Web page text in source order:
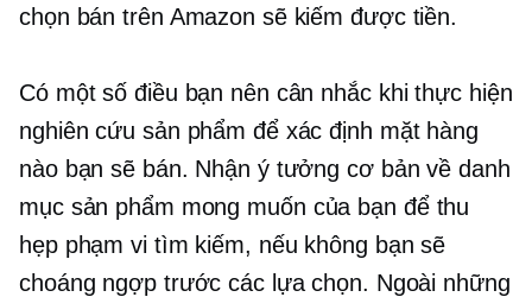
chọn bán trên Amazon sẽ kiếm được tiền.
Có một số điều bạn nên cân nhắc khi thực hiện
nghiên cứu sản phẩm để xác định mặt hàng
nào bạn sẽ bán. Nhận ý tưởng cơ bản về danh
mục sản phẩm mong muốn của bạn để thu
hẹp phạm vi tìm kiếm, nếu không bạn sẽ
choáng ngợp trước các lựa chọn. Ngoài những